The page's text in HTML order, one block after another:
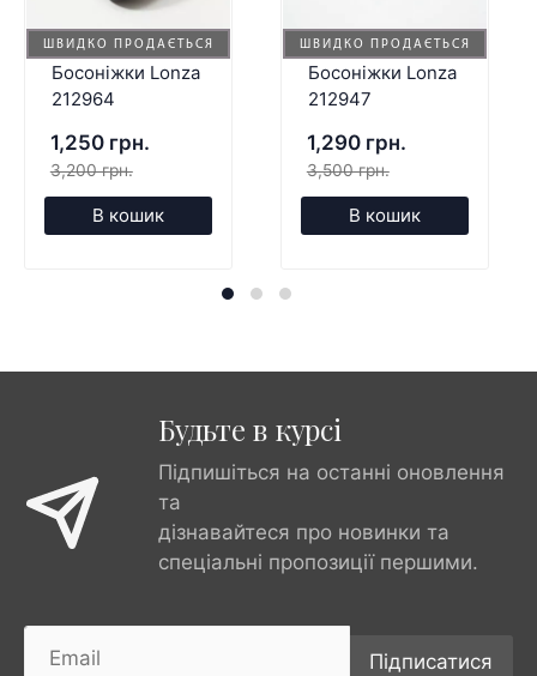
ШВИДКО ПРОДАЄТЬСЯ
Босоніжки Lonza
212964
1,250 грн.
3,200 грн.
В кошик
ШВИДКО ПРОДАЄТЬСЯ
Босоніжки Lonza
212947
1,290 грн.
3,500 грн.
В кошик
Будьте в курсі
Підпишіться на останні оновлення
та
дізнавайтеся про новинки та
спеціальні пропозиції першими.
Підписатися